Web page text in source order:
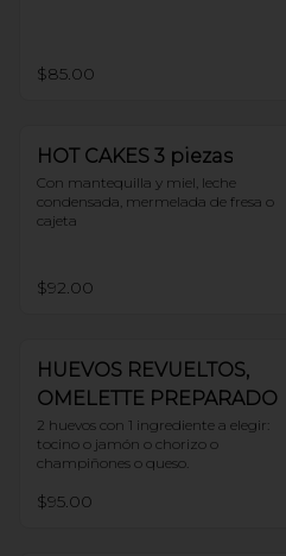
$85.00
HOT CAKES 3 piezas
Con mantequilla y miel, leche
condensada, mermelada de fresa o
cajeta
$92.00
HUEVOS REVUELTOS,
OMELETTE PREPARADO
2 huevos con 1 ingrediente a elegir:
tocino o jamón o chorizo o
champiñones o queso.
$95.00